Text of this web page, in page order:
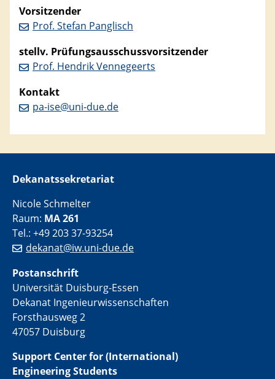
Vorsitzender
Prof. Stefan Panglisch
stellv. Prüfungsausschussvorsitzender
Prof. Hendrik Vennegeerts
Kontakt
pa-ise@uni-due.de
Dekanatssekretariat
Nicole Schmelter
Raum: MA 261
Tel.: +49 203 37-93254
dekanat@iw.uni-due.de
Postanschrift
Universität Duisburg-Essen
Dekanat Ingenieurwissenschaften
Forsthausweg 2
47057 Duisburg
Support Center for (International)
Engineering Students